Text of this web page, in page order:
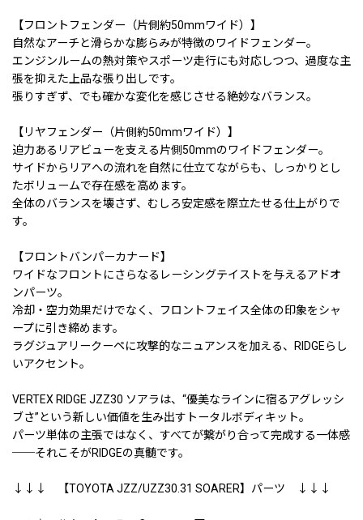
【フロントフェンダー（片側約50mmワイド）】
自然なアーチと滑らかな膨らみが特徴のワイドフェンダー。
エンジンルームの熱対策やスポーツ走行にも対応しつつ、過度な主
張を抑えた上品な張り出しです。
張りすぎず、でも確かな変化を感じさせる絶妙なバランス。
【リヤフェンダー（片側約50mmワイド）】
迫力あるリアビューを支える片側50mmのワイドフェンダー。
サイドからリアへの流れを自然に仕立てながらも、しっかりとし
たボリュームで存在感を高めます。
全体のバランスを壊さず、むしろ安定感を際立たせる仕上がりで
す。
【フロントバンパーカナード】
ワイドなフロントにさらなるレーシングテイストを与えるアドオ
ンパーツ。
冷却・空力効果だけでなく、フロントフェイス全体の印象をシャ
ープに引き締めます。
ラグジュアリークーペに攻撃的なニュアンスを加える、RIDGEらし
いアクセント。
VERTEX RIDGE JZZ30 ソアラは、“優美なラインに宿るアグレッシ
ブさ”という新しい価値を生み出すトータルボディキット。
パーツ単体の主張ではなく、すべてが繋がり合って完成する一体感
──それこそがRIDGEの真髄です。
↓↓↓ 【TOYOTA JZZ/UZZ30.31 SOARER】パーツ ↓↓↓